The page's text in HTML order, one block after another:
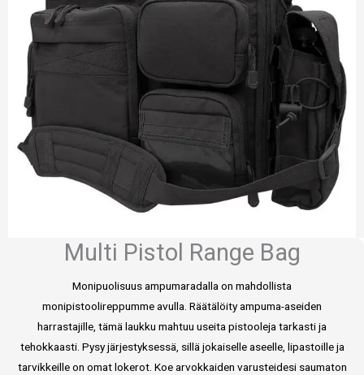
Multi Pistol Range Bag
Monipuolisuus ampumaradalla on mahdollista
monipistoolireppumme avulla. Räätälöity ampuma-aseiden
harrastajille, tämä laukku mahtuu useita pistooleja tarkasti ja
tehokkaasti. Pysy järjestyksessä, sillä jokaiselle aseelle, lipastoille ja
tarvikkeille on omat lokerot. Koe arvokkaiden varusteidesi saumaton